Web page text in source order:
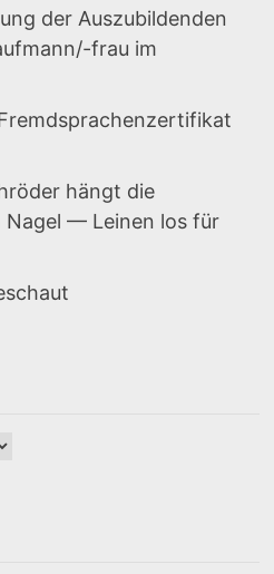
der Auszubildenden
frau im
hängt die
Nagel — Leinen los für